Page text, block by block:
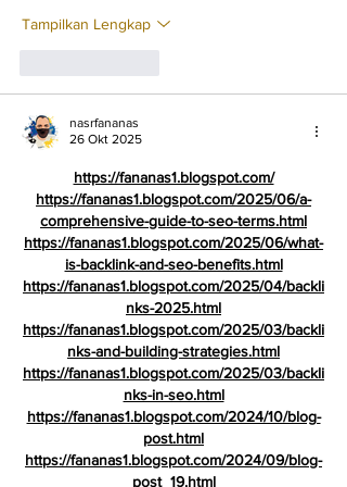
Tampilkan Lengkap
nasrfananas
26 Okt 2025
https://fananas1.blogspot.com/
https://fananas1.blogspot.com/2025/06/a-
comprehensive-guide-to-seo-terms.html
https://fananas1.blogspot.com/2025/06/what-
is-backlink-and-seo-benefits.html
https://fananas1.blogspot.com/2025/04/backli
nks-2025.html
https://fananas1.blogspot.com/2025/03/backli
nks-and-building-strategies.html
https://fananas1.blogspot.com/2025/03/backli
nks-in-seo.html
https://fananas1.blogspot.com/2024/10/blog-
post.html
https://fananas1.blogspot.com/2024/09/blog-
post_19.html